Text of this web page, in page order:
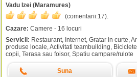
Vadu Izei (Maramures)
(comentarii:17).
Cazare: Camere - 16 locuri
Servicii: Restaurant, Internet, Gratar in curte,
produse locale, Activitati teambuilding,
copii, Terasa sau foisor, Spatiu campare/rulote
Suna